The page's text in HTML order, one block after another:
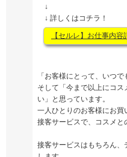
↓
↓ 詳しくはコチラ！
【セルレ】お仕事内容
「お客様にとって、いつ
そして「今まで以上にコ
い」と思っています。
一人ひとりのお客様にお買
接客サービスで、コスメと
接客サービスはもちろん、